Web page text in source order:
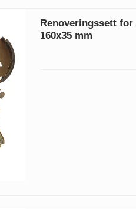
Renoveringssett for
160x35 mm